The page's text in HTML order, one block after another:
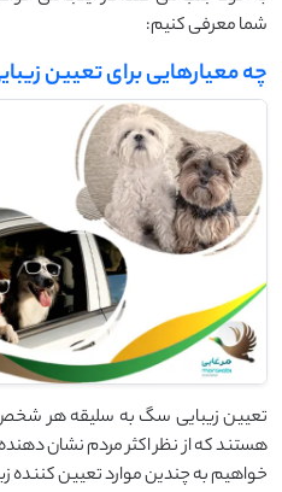
شما معرفی کنیم:
چه معیارهایی برای تعیین
تعیین زیبایی سگ به سلیقه هر
هستند که از نظر اکثر مردم نشان
خواهیم به چندین موارد تعیین کننده